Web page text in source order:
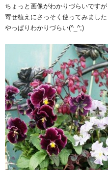
ちょっと画像がわかりづらいです
寄せ植えにさっそく使ってみました
やっぱりわかりづらい(^_^;)